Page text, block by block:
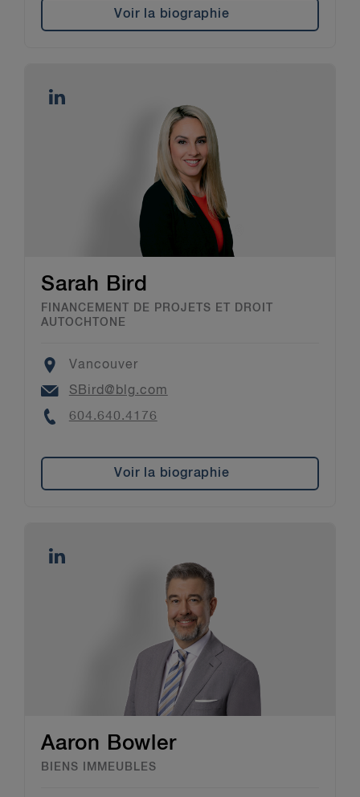
Voir la biographie
Sarah Bird
FINANCEMENT DE PROJETS ET DROIT
AUTOCHTONE
Location
Vancouver
Email
SBird@blg.com
Phone
604.640.4176
Voir la biographie
Aaron Bowler
BIENS IMMEUBLES